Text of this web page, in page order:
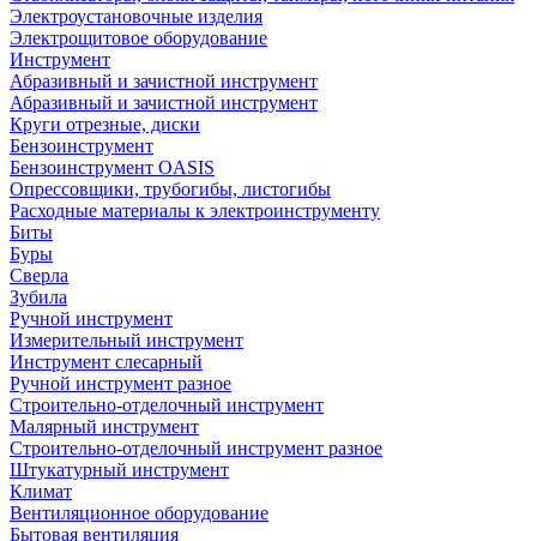
Электроустановочные изделия
Электрощитовое оборудование
Инструмент
Абразивный и зачистной инструмент
Абразивный и зачистной инструмент
Круги отрезные, диски
Бензоинструмент
Бензоинструмент OASIS
Опрессовщики, трубогибы, листогибы
Расходные материалы к электроинструменту
Биты
Буры
Сверла
Зубила
Ручной инструмент
Измерительный инструмент
Инструмент слесарный
Ручной инструмент разное
Строительно-отделочный инструмент
Малярный инструмент
Строительно-отделочный инструмент разное
Штукатурный инструмент
Климат
Вентиляционное оборудование
Бытовая вентиляция